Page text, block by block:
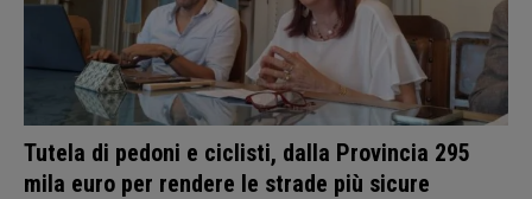
Tutela di pedoni e ciclisti, dalla Provincia 295
mila euro per rendere le strade più sicure